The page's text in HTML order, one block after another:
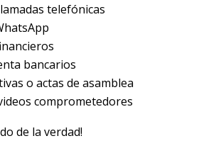
telefónicas
bancarios
o actas de asamblea
comprometedores
de la verdad!